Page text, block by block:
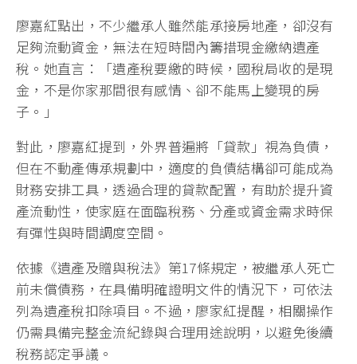
廖嘉紅點出，不少繼承人雖然能承接房地產，卻沒有
足夠流動資金，無法在短時間內籌措現金繳納遺產
稅。她直言：「遺產稅要繳的時候，國稅局收的是現
金，不是你家那間很有感情、卻不能馬上變現的房
子。」
對此，廖嘉紅提到，外界普遍將「貸款」視為負債，
但在不動產傳承規劃中，適度的負債結構卻可能成為
財務安排工具，透過合理的貸款配置，有助於提升資
產流動性，使家庭在面臨稅務、分產或資金需求時保
有彈性與時間調度空間。
依據《遺產及贈與稅法》第17條規定，被繼承人死亡
前未償債務，在具備明確證明文件的情況下，可依法
列為遺產稅扣除項目。不過，廖家紅提醒，相關操作
仍需具備完整金流紀錄與合理用途說明，以避免後續
稅務認定爭議。